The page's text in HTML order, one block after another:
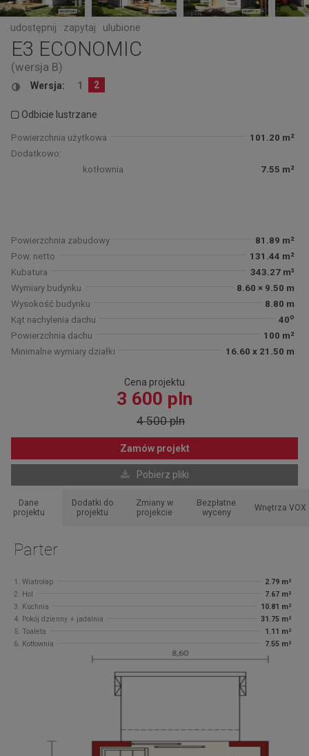
udostępnij zapytaj ulubione
E3 ECONOMIC
(wersja B)
Wersja: 1 2
Odbicie lustrzane
Powierzchnia użytkowa
101.20 m²
Dodatkowo:
kotłownia
7.55 m²
Powierzchnia zabudowy
81.89 m²
Pow. netto
131.44 m²
Kubatura
343.27 m³
Wymiary budynku
8.60 × 9.50 m
Wysokość budynku
8.80 m
Kąt nachylenia dachu
40o
Powierzchnia dachu
100 m²
Minimalne wymiary działki
16.60 x 21.50 m
Cena projektu
3 600 pln
4 500 pln
Zamów projekt
Pobierz pliki
Dane
projektu
Dodatki do
projektu
Zmiany w
projekcie
Bezpłatne
wyceny
Wnętrza VOX
Parter
1. Wiatrołap
2.79 m²
2. Hol
7.67 m²
3. Kuchnia
10.81 m²
4. Pokój dzienny + jadalnia
31.75 m²
5. Toaleta
1.11 m²
6. Kotłownia
7.55 m²